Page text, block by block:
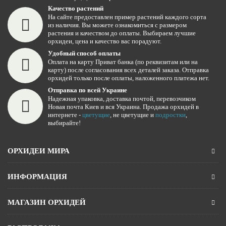
Качество растений
На сайте предоставлен пример растений каждого сорта
из наличия. Вы можете ознакомиться с размером
растения и качеством до оплаты. Выбираем лучшие
орхидеи, цена и качество вас порадуют.
Удобный способ оплаты
Оплата на карту Приват банка (по реквизитам или на
карту) после согласования всех деталей заказа. Отправка
орхидей только после оплаты, наложенного платежа нет.
Отправка по всей Украине
Надежная упаковка, доставка почтой, перевозчиком
Новая почта Киев и вся Украина. Продажа орхидей в
интернете - цветущие, не цветущие и подростки,
выбирайте!
ОРХИДЕИ МИРА
ИНФОРМАЦИЯ
МАГАЗИН ОРХИДЕЙ